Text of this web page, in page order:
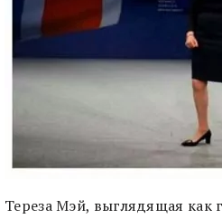
Тереза Мэй, выглядящая